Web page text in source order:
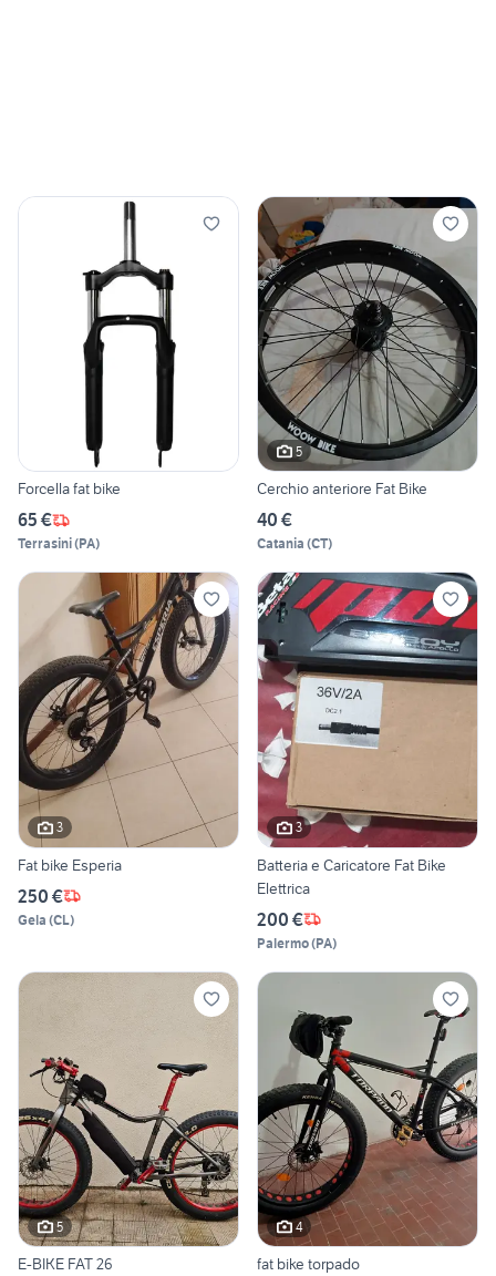
Forcella fat bike
65 €
Terrasini(PA)
5
Cerchio anteriore Fat Bike
40 €
Catania (CT)
3
Fat bike Esperia
250 €
Gela (CL)
3
Batteria e Caricatore Fat Bike
Elettrica
200 €
Palermo(PA)
5
E-BIKE FAT 26
4
fat bike torpado